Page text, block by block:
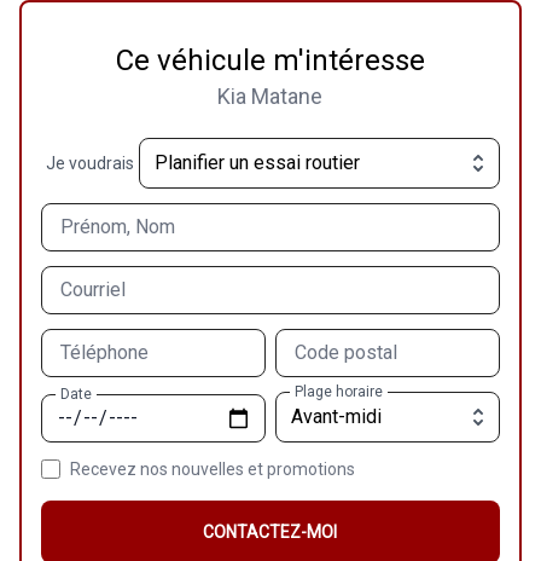
Ce véhicule m'intéresse
Kia Matane
Je voudrais
Prénom, Nom
Courriel
Téléphone Code postal
Date Plage horaire
Recevez nos nouvelles et promotions
CONTACTEZ-MOI